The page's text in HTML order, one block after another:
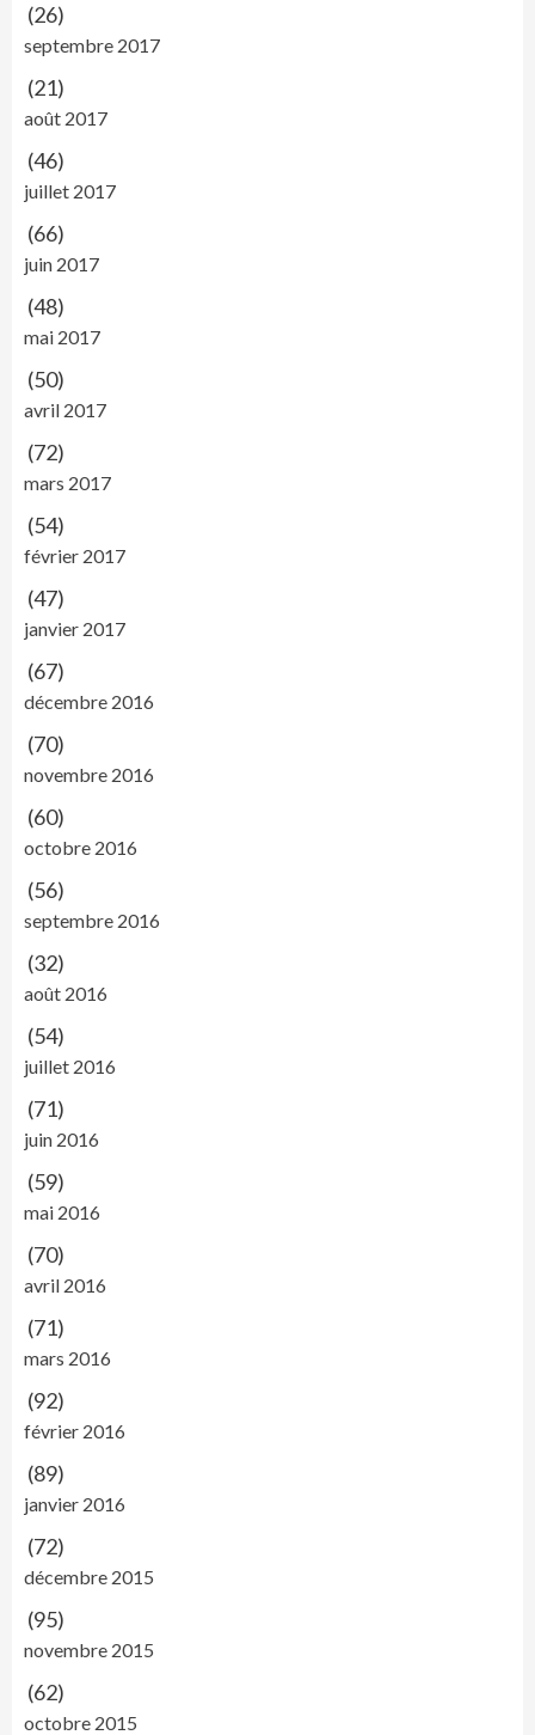
(26)
septembre 2017
(21)
août 2017
(46)
juillet 2017
(66)
juin 2017
(48)
mai 2017
(50)
avril 2017
(72)
mars 2017
(54)
février 2017
(47)
janvier 2017
(67)
décembre 2016
(70)
novembre 2016
(60)
octobre 2016
(56)
septembre 2016
(32)
août 2016
(54)
juillet 2016
(71)
juin 2016
(59)
mai 2016
(70)
avril 2016
(71)
mars 2016
(92)
février 2016
(89)
janvier 2016
(72)
décembre 2015
(95)
novembre 2015
(62)
octobre 2015